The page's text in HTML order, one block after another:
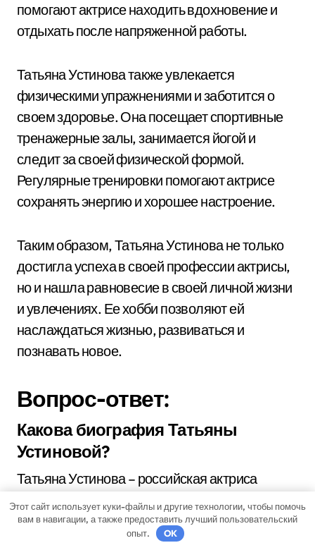
помогают актрисе находить вдохновение и
отдыхать после напряженной работы.
Татьяна Устинова также увлекается
физическими упражнениями и заботится о
своем здоровье. Она посещает спортивные
тренажерные залы, занимается йогой и
следит за своей физической формой.
Регулярные тренировки помогают актрисе
сохранять энергию и хорошее настроение.
Таким образом, Татьяна Устинова не только
достигла успеха в своей профессии актрисы,
но и нашла равновесие в своей личной жизни
и увлечениях. Ее хобби позволяют ей
наслаждаться жизнью, развиваться и
познавать новое.
Вопрос-ответ:
Какова биография Татьяны
Устиновой?
Татьяна Устинова – российская актриса
театра и кино. Родилась 2 апреля 1968 года в
Ленинграде. В 1989 году окончила
Ленинградский государственный институт
Этот сайт использует куки-файлы и другие технологии, чтобы помочь
вам в навигации, а также предоставить лучший пользовательский
опыт.
OK